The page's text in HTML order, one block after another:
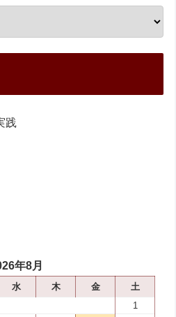
践
年8月
水 木 金
土
1